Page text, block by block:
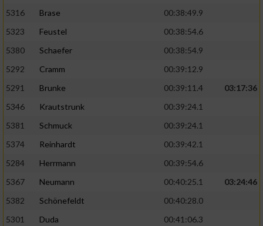
5316
Brase
00:38:49.9
5323
Feustel
00:38:54.6
5380
Schaefer
00:38:54.9
5292
Cramm
00:39:12.9
5291
Brunke 00:39:11.4
03:17:36
5346
Krautstrunk
00:39:24.1
5381
Schmuck
00:39:24.1
5374
Reinhardt
00:39:42.1
5284
Herrmann
00:39:54.6
5367
Neumann 00:40:25.1
03:24:46
5382
Schönefeldt
00:40:28.0
5301
Duda 00:41:06.3